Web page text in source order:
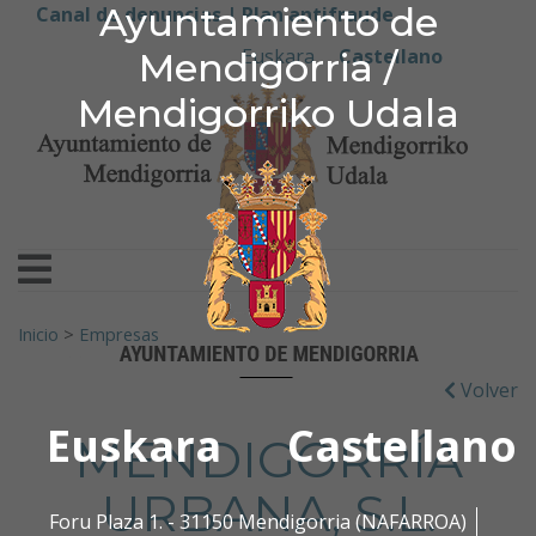
Ayuntamiento de
Mendigorria /
Mendigorriko Udala
Euskara Castellano
Foru Plaza 1. - 31150 Mendigorria (NAFARROA)
Ir al contenido
Ayuntamiento de
Canal de denuncias | Plan antifraude
Euskara
Castellano
Buscar:
Inicio > Empresas
Volver
MENDIGORRÍA
URBANA, S.L.